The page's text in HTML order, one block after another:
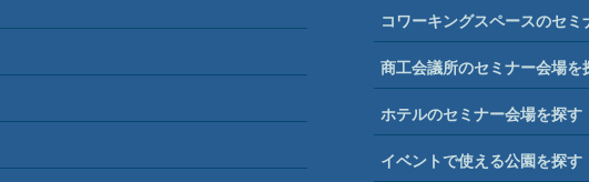
コワーキングスペースのセミ
商工会議所のセミナー会場を
ホテルのセミナー会場を探す
イベントで使える公園を探す